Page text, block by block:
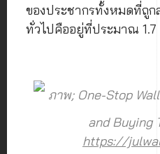
ของประชากรทั้งหมดที่ถูก
ทั่วไปคืออยู่ที่ประมาณ
ภาพ; One-Stop
and Buying
https://